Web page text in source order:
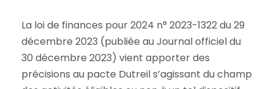
La loi de finances pour 2024 n° 2023-1322 du 29
décembre 2023 (publiée au Journal officiel du
30 décembre 2023) vient apporter des
précisions au pacte Dutreil s’agissant du champ